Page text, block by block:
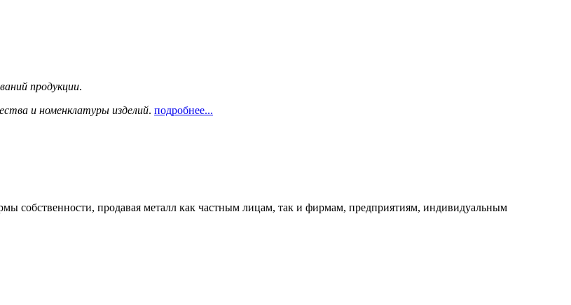
продукции.
и номенклатуры изделий. подробнее...
собственности, продавая металл как частным лицам, так и фирмам, предприятиям, индивидуальным